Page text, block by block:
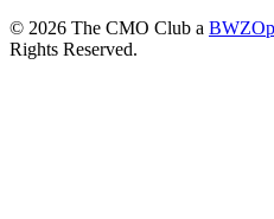
© 2026 The CMO Club a BWZ
Rights Reserved.